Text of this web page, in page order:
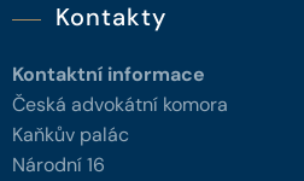
Kontakty
Kontaktní informace
Česká advokátní komora
Kaňkův palác
Národní 16